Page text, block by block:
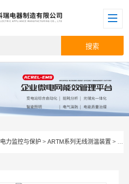
电力监控与保护 >ARTM系列无线测温装置 > 安科瑞ARTM-24温度巡检仪变压器绕组测温